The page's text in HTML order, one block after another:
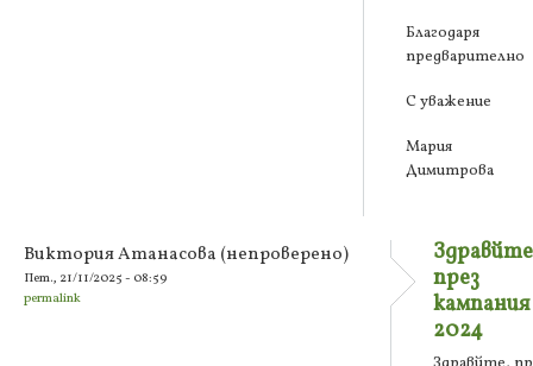
Благодаря
предварително
С уважение
Мария
Димитрова
Виктория Атанасова (непроверено)
Пет., 21/11/2025 - 08:59
permalink
през
кампания
2024